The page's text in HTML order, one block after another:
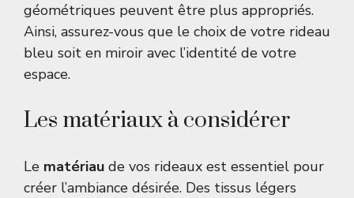
géométriques peuvent être plus appropriés.
Ainsi, assurez-vous que le choix de votre rideau
bleu soit en miroir avec l’identité de votre
espace.
Les matériaux à considérer
Le matériau de vos rideaux est essentiel pour
créer l’ambiance désirée. Des tissus légers